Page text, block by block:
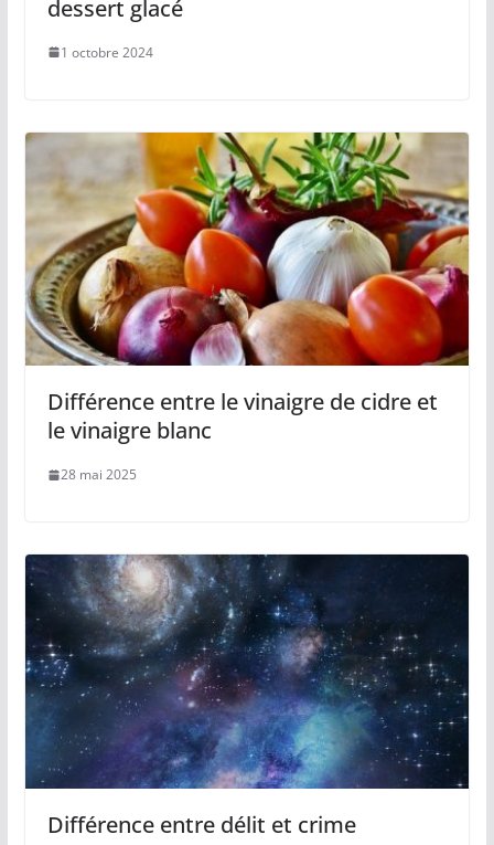
dessert glacé
1 octobre 2024
Différence entre le vinaigre de cidre et
le vinaigre blanc
28 mai 2025
Différence entre délit et crime